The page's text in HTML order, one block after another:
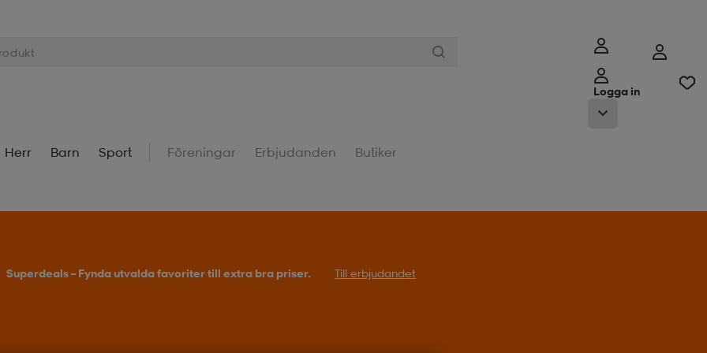
Logga in
Herr Barn Sport Föreningar Erbjudanden Butiker
Superdeals – Fynda utvalda favoriter till extra bra priser. Till erbjudandet